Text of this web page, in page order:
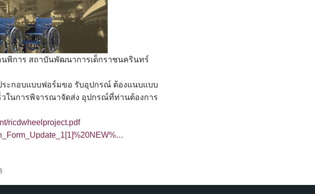
พิการ สถาบันพัฒนาการเด็กราชนครินทร์
ะกอบแบบฟอร์มขอ รับอุปกรณ์ ต้องแนบแบบ
วในการพิจารณาจัดส่ง อุปกรณ์ที่ท่านต้องการ
ricdwheelproject.pdf